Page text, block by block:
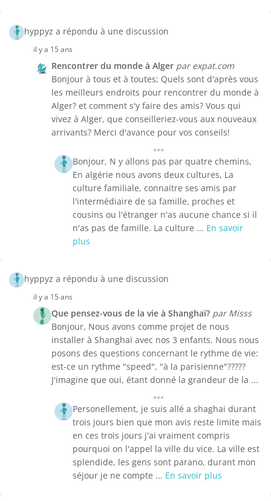
hyppyz a répondu à une discussion
il y a 15 ans
Rencontrer du monde à Alger par expat.com
Bonjour à tous et à toutes; Quels sont d'après vous
les meilleurs endroits pour rencontrer du monde à
Alger? et comment s'y faire des amis? Vous qui
vivez à Alger, que conseilleriez-vous aux nouveaux
arrivants? Merci d'avance pour vos conseils!
Bonjour, N y allons pas par quatre chemins,
En algérie nous avons deux cultures, La
culture familiale, connaitre ses amis par
l'intermédiaire de sa famille, proches et
cousins ou l'étranger n'as aucune chance si il
n'as pas de famille. La culture ... En savoir
plus
hyppyz a répondu à une discussion
il y a 15 ans
Que pensez-vous de la vie à Shanghaï? par Misss
Bonjour, Nous avons comme projet de nous
installer à Shanghaï avec nos 3 enfants. Nous nous
posons des questions concernant le rythme de vie:
est-ce un rythme "speed", "à la parisienne"?????
J'imagine que oui, étant donné la grandeur de la ...
Personellement, je suis allé a shaghai durant
trois jours bien que mon avis reste limite mais
en ces trois jours j'ai vraiment compris
pourquoi on l'appel la ville du vice. La ville est
splendide, les gens sont parano, durant mon
séjour je ne compte ... En savoir plus